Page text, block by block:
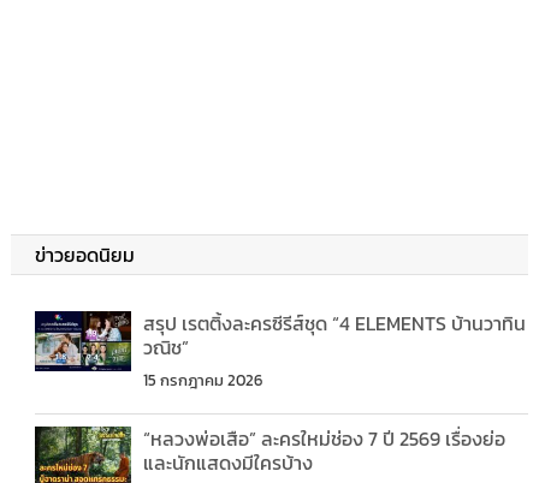
ข่าวยอดนิยม
สรุป เรตติ้งละครซีรีส์ชุด “4 ELEMENTS บ้านวาทิน
วณิช”
15 กรกฎาคม 2026
“หลวงพ่อเสือ” ละครใหม่ช่อง 7 ปี 2569 เรื่องย่อ
และนักแสดงมีใครบ้าง